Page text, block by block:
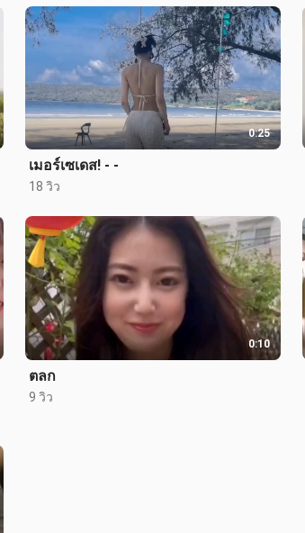
0:25
เมอร์เซเดส! - -
18 วิว
0:10
ตลก
9 วิว